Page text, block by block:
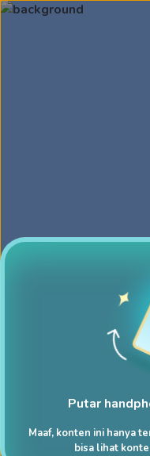
Putar
Maaf, konten ini hanya
bisa lihat